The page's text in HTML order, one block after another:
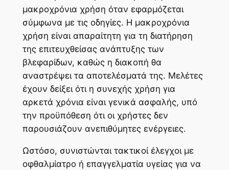
μακροχρόνια χρήση όταν εφαρμόζεται
σύμφωνα με τις οδηγίες. Η μακροχρόνια
χρήση είναι απαραίτητη για τη διατήρηση
της επιτευχθείσας ανάπτυξης των
βλεφαρίδων, καθώς η διακοπή θα
αναστρέψει τα αποτελέσματά της. Μελέτες
έχουν δείξει ότι η συνεχής χρήση για
αρκετά χρόνια είναι γενικά ασφαλής, υπό
την προϋπόθεση ότι οι χρήστες δεν
παρουσιάζουν ανεπιθύμητες ενέργειες.
Ωστόσο, συνιστώνται τακτικοί έλεγχοι με
οφθαλμίατρο ή επαγγελματία υγείας για να